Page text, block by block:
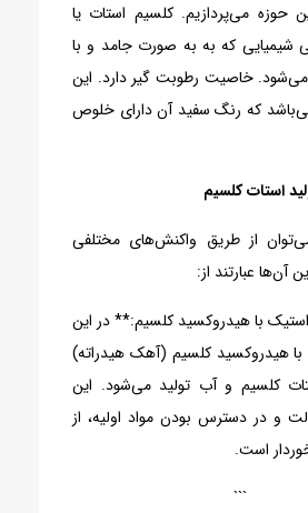
حوزه می‌پردازیم. کلسیم استات یا
شیمیایی که به به صورت جامد و با
خاصیت رطوبت گیر دارد. این
که رنگ سفید آن دارای خلوص
استات کلسیم
از طریق واکنش‌های مختلفی
آن‌ها عبارتند از:
با هیدروکسید کلسیم:** در این
هیدروکسید کلسیم (آهک هیدراته)
کلسیم و آب تولید می‌شود. این
و در دسترس بودن مواد اولیه، از
است.
```